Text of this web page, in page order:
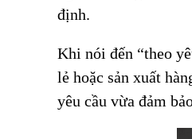
định.
Khi nói đến “theo
lẻ hoặc sản xuất
yêu cầu vừa đảm